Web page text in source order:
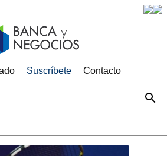
Suscríbete Contacto